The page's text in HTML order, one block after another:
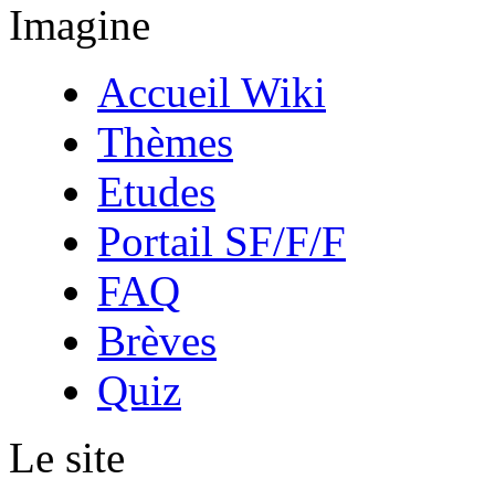
Imagine
Accueil Wiki
Thèmes
Etudes
Portail SF/F/F
FAQ
Brèves
Quiz
Le site